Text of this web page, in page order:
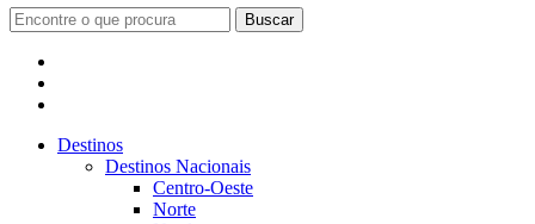
Buscar
Destinos
Destinos Nacionais
Centro-Oeste
Norte